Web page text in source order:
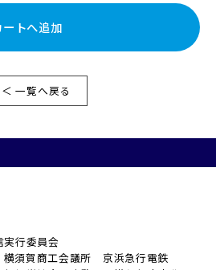
トへ追加
＜ 一覧へ戻る
行委員会
須賀商工会議所 京浜急行電鉄